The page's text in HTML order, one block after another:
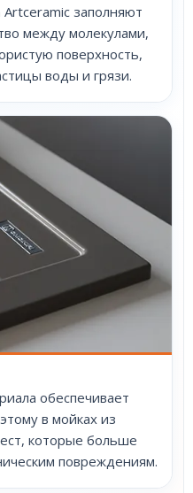
заполняют
между молекулами,
поверхность,
воды и грязи.
обеспечивает
в мойках из
которые больше
повреждениям.